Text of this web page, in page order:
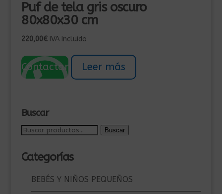
Puf de tela gris oscuro
80x80x30 cm
220,00€ IVA Incluído
Contactar Leer más
Buscar
Buscar
Buscar
Categorías
BEBÉS Y NIÑOS PEQUEÑOS